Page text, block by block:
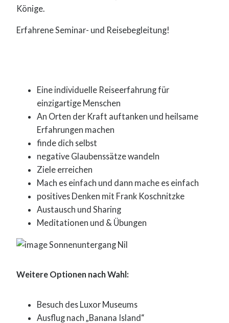
Könige.
Erfahrene Seminar- und Reisebegleitung!
Eine individuelle Reiseerfahrung für
einzigartige Menschen
An Orten der Kraft auftanken und heilsame
Erfahrungen machen
finde dich selbst
negative Glaubenssätze wandeln
Ziele erreichen
Mach es einfach und dann mache es einfach
positives Denken mit Frank Koschnitzke
Austausch und Sharing
Meditationen und & Übungen
Weitere Optionen nach Wahl:
Besuch des Luxor Museums
Ausflug nach „Banana Island“